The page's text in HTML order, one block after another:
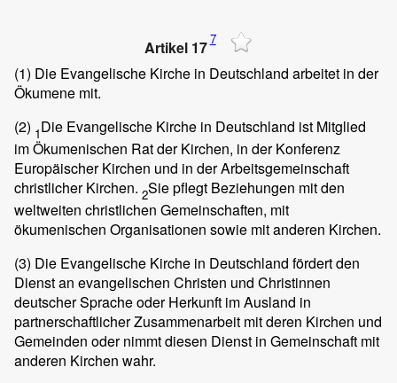
Artikel 177
(1) Die Evangelische Kirche in Deutschland arbeitet in der
Ökumene mit.
(2) 1Die Evangelische Kirche in Deutschland ist Mitglied
im Ökumenischen Rat der Kirchen, in der Konferenz
Europäischer Kirchen und in der Arbeitsgemeinschaft
christlicher Kirchen. 2Sie pflegt Beziehungen mit den
weltweiten christlichen Gemeinschaften, mit
ökumenischen Organisationen sowie mit anderen Kirchen.
(3) Die Evangelische Kirche in Deutschland fördert den
Dienst an evangelischen Christen und Christinnen
deutscher Sprache oder Herkunft im Ausland in
partnerschaftlicher Zusammenarbeit mit deren Kirchen und
Gemeinden oder nimmt diesen Dienst in Gemeinschaft mit
anderen Kirchen wahr.